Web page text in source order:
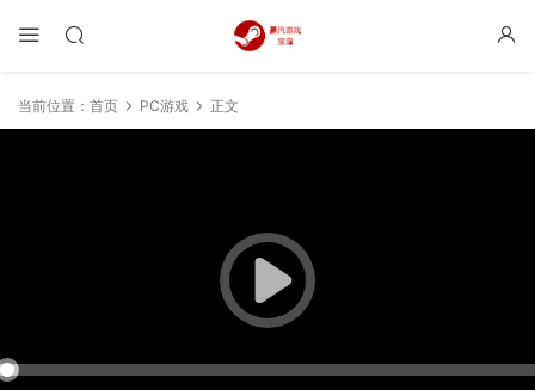
当前位置： 首页 PC游戏 正文
50% 75% 100%